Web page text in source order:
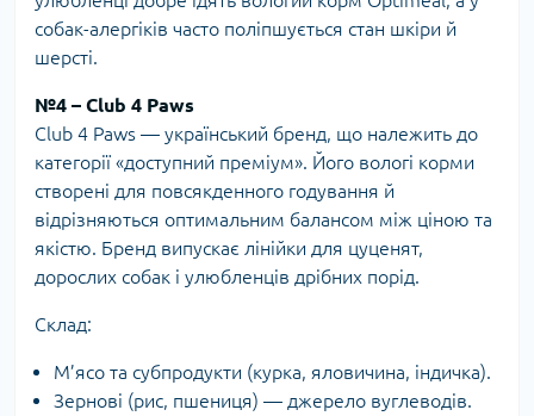
собак-алергіків часто поліпшується стан шкіри й
шерсті.
№4 – Club 4 Paws
Club 4 Paws — український бренд, що належить до
категорії «доступний преміум». Його вологі корми
створені для повсякденного годування й
відрізняються оптимальним балансом між ціною та
якістю. Бренд випускає лінійки для цуценят,
дорослих собак і улюбленців дрібних порід.
Склад:
М’ясо та субпродукти (курка, яловичина, індичка).
Зернові (рис, пшениця) — джерело вуглеводів.